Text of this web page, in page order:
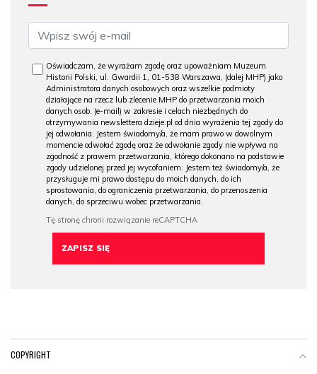
Oświadczam, że wyrażam zgodę oraz upoważniam Muzeum
Historii Polski, ul. Gwardii 1, 01-538 Warszawa, (dalej MHP) jako
Administratora danych osobowych oraz wszelkie podmioty
działające na rzecz lub zlecenie MHP do przetwarzania moich
danych osob. (e-mail) w zakresie i celach niezbędnych do
otrzymywania newslettera dzieje.pl od dnia wyrażenia tej zgody do
jej odwołania. Jestem świadomy/a, że mam prawo w dowolnym
momencie odwołać zgodę oraz że odwołanie zgody nie wpływa na
zgodność z prawem przetwarzania, którego dokonano na podstawie
zgody udzielonej przed jej wycofaniem. Jestem też świadomy/a, że
przysługuje mi prawo dostępu do moich danych, do ich
sprostowania, do ograniczenia przetwarzania, do przenoszenia
danych, do sprzeciwu wobec przetwarzania.
COPYRIGHT